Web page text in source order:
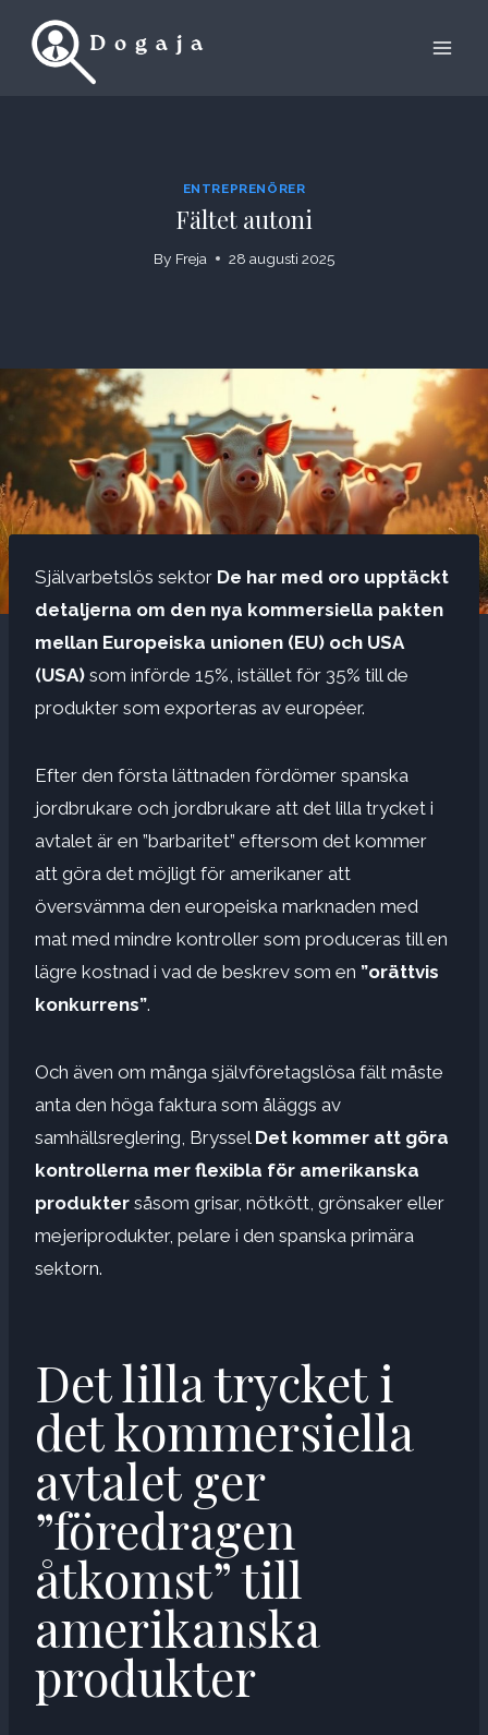
ENTREPRENÖRER
Fältet autoni
By Freja 28 augusti 2025
Självarbetslös sektor De har med oro upptäckt
detaljerna om den nya kommersiella pakten
mellan Europeiska unionen (EU) och USA
(USA) som införde 15%, istället för 35% till de
produkter som exporteras av européer.
Efter den första lättnaden fördömer spanska
jordbrukare och jordbrukare att det lilla trycket i
avtalet är en ”barbaritet” eftersom det kommer
att göra det möjligt för amerikaner att
översvämma den europeiska marknaden med
mat med mindre kontroller som produceras till en
lägre kostnad i vad de beskrev som en ”orättvis
konkurrens”.
Och även om många självföretagslösa fält måste
anta den höga faktura som åläggs av
samhällsreglering, Bryssel Det kommer att göra
kontrollerna mer flexibla för amerikanska
produkter såsom grisar, nötkött, grönsaker eller
mejeriprodukter, pelare i den spanska primära
sektorn.
Det lilla trycket i
det kommersiella
avtalet ger
”föredragen
åtkomst” till
amerikanska
produkter